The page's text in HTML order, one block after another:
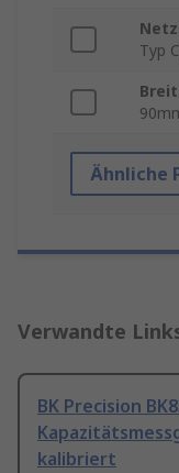
Typ
Ähnliche
Verwandte
BK Precision
kalibriert